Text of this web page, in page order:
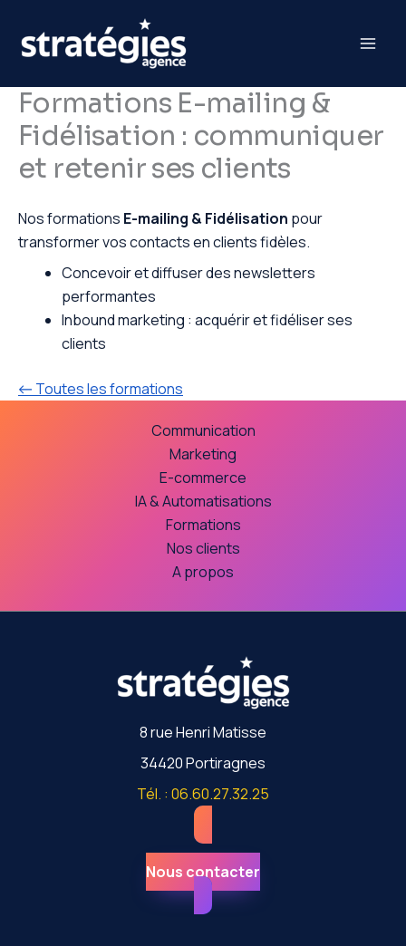
contenu
Formations E-mailing &
Fidélisation : communiquer
et retenir ses clients
Nos formations E-mailing & Fidélisation pour
transformer vos contacts en clients fidèles.
Concevoir et diffuser des newsletters
performantes
Inbound marketing : acquérir et fidéliser ses
clients
← Toutes les formations
Communication
Marketing
E-commerce
IA & Automatisations
Formations
Nos clients
A propos
8 rue Henri Matisse
34420 Portiragnes
Tél. : 06.60.27.32.25
Nous contacter